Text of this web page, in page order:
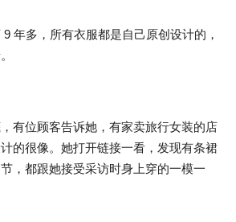
年多，所有衣服都是自己原创设计的，
有位顾客告诉她，有家卖旅行女装的店
的很像。她打开链接一看，发现有条裙
，都跟她接受采访时身上穿的一模一